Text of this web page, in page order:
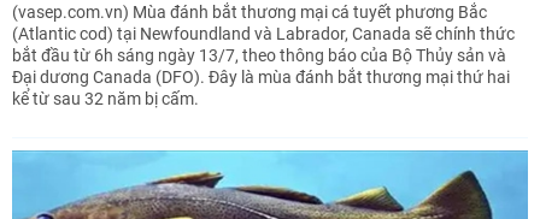
(vasep.com.vn) Mùa đánh bắt thương mại cá tuyết phương Bắc
(Atlantic cod) tại Newfoundland và Labrador, Canada sẽ chính thức
bắt đầu từ 6h sáng ngày 13/7, theo thông báo của Bộ Thủy sản và
Đại dương Canada (DFO). Đây là mùa đánh bắt thương mại thứ hai
kể từ sau 32 năm bị cấm.